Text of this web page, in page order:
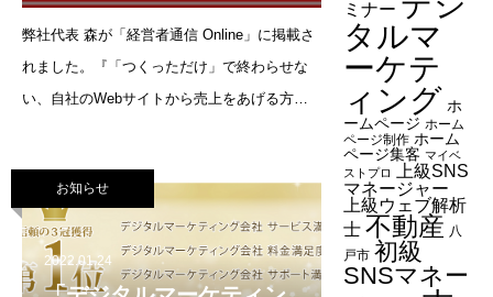
した
弊社代表 森が「経営者通信 Online」に掲載さ
れました。『「つくっただけ」で終わらせな
い、自社のWebサイトから売上をあげる方法
て語っています。こちらのバナーよりご覧い
ただけま
お知らせ
2022.01.24
ミナー
タルマ
ーケテ
ィング ホ
ームページ ホーム
ページ制作 ホーム
ページ集客 マイベ
ストプロ
上級SNS
マネージャー
上級ウェブ解析
士 不動産 八
戸市 初級
SNSマネー